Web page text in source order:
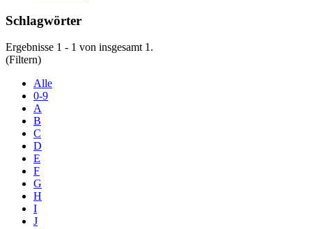
Schlagwörter
Ergebnisse 1 - 1 von insgesamt 1.
(Filtern)
Alle
0-9
A
B
C
D
E
F
G
H
I
J